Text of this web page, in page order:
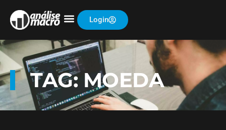
Login
TAG: MOEDA